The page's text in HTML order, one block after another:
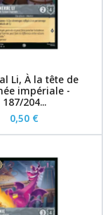
Li, À la tête de
impériale -
187/204...
0,50 €